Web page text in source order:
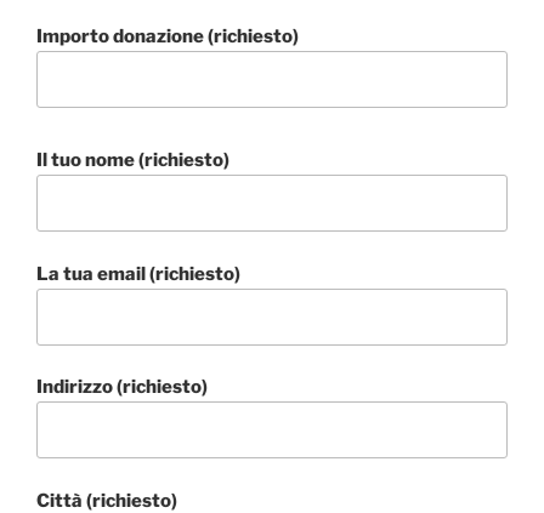
Importo donazione (richiesto)
Il tuo nome (richiesto)
La tua email (richiesto)
Indirizzo (richiesto)
Città (richiesto)